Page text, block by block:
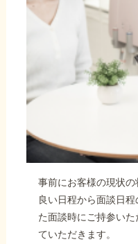
事前にお客様の現状
良い日程から面談日
た面談時にご持参い
ていただきます。